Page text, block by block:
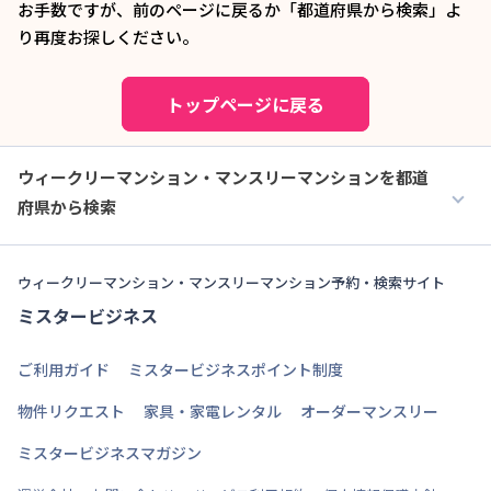
お手数ですが、前のページに戻るか「都道府県から検索」よ
り再度お探しください。
トップページに戻る
ウィークリーマンション・マンスリーマンションを都道
府県から検索
ウィークリーマンション・マンスリーマンション予約・検索サイト
ミスタービジネス
ご利用ガイド
ミスタービジネスポイント制度
物件リクエスト
家具・家電レンタル
オーダーマンスリー
ミスタービジネスマガジン